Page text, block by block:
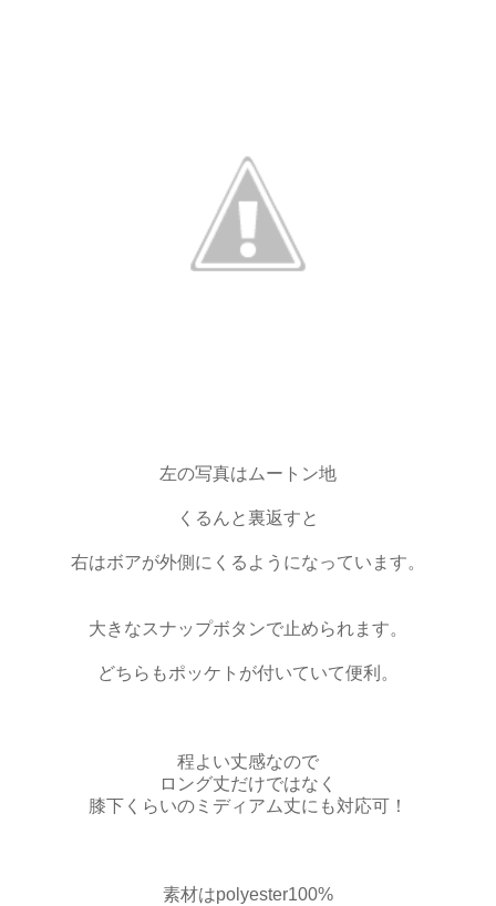
左の写真はムートン地
くるんと裏返すと
右はボアが外側にくるようになっています。
大きなスナップボタンで止められます。
どちらもポッケトが付いていて便利。
程よい丈感なので
ロング丈だけではなく
膝下くらいのミディアム丈にも対応可！
素材はpolyester100%